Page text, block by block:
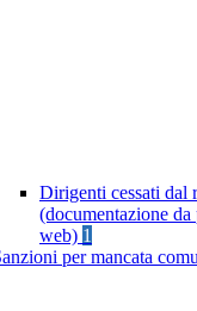
Dirigenti cessati dal
(documentazione
web) 1
per mancata